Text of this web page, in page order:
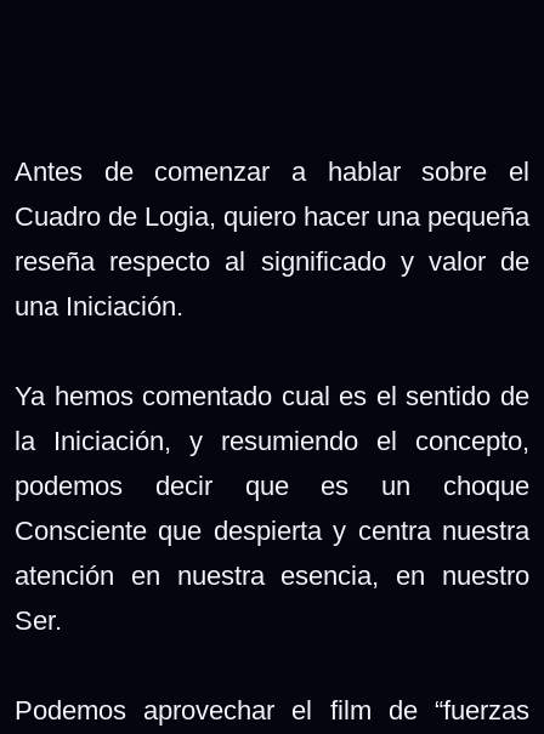
Antes de comenzar a hablar sobre el
Cuadro de Logia, quiero hacer una pequeña
reseña respecto al significado y valor de
una Iniciación.
Ya hemos comentado cual es el sentido de
la Iniciación, y resumiendo el concepto,
podemos decir que es un choque
Consciente que despierta y centra nuestra
atención en nuestra esencia, en nuestro
Ser.
Podemos aprovechar el film de “fuerzas